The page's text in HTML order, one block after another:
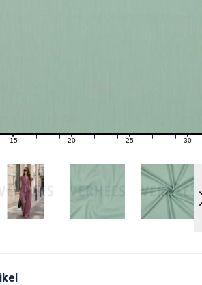
16 17 18 19 21 22 23 24 26 27 28 29